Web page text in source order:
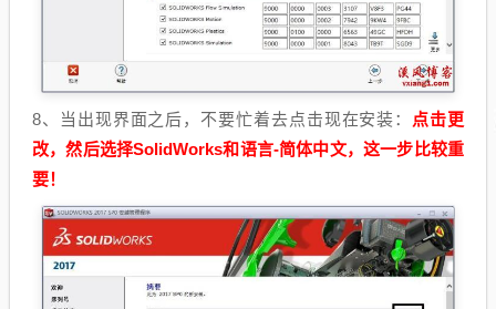
8、当出现界面之后，不要忙着去点击现在安装：
点击更
改，然后选择SolidWorks和语言-简体中文，这一步比较重
要！